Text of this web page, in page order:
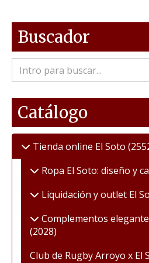
Buscador
Catálogo
Tienda online El Soto
Ropa El Soto: diseño y
Liquidación y outlet El
Complementos
(2028)
Club de Rugby Arroyo x El